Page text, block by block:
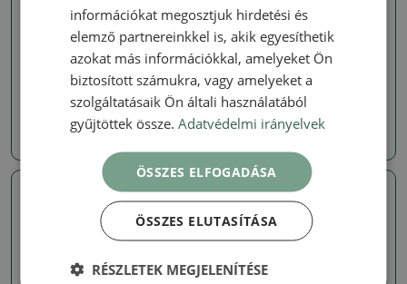
tenyérlevelű juhar – Acer
palmatum Berry Broom
1576-VB2026-3011
Kültéri bonsai –
tenyérlevelű juhar – Acer
palmatum Berry Broom
SKU: 1576-VB2026-3009
10219 Ft
Valódi fotó
információkat megosztjuk hirdetési és
elemző partnereinkkel is, akik egyesíthetik
azokat más információkkal, amelyeket Ön
biztosított számukra, vagy amelyeket a
szolgáltatásaik Ön általi használatából
gyűjtöttek össze.Adatvédelmi irányelvek
ÖSSZES ELFOGADÁSA
ÖSSZES ELUTASÍTÁSA
RÉSZLETEK MEGJELENÍTÉSE